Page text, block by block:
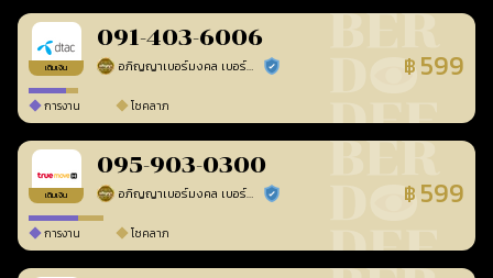
เติมเงิน
091-403-6006
อภิญญาเบอร์มงคล เบอร์สวยเลขศาสตร์ ร้านยืนยันแล้ว ฿ 599
การงาน โชคลาภ
เติมเงิน
095-903-0300
อภิญญาเบอร์มงคล เบอร์สวยเลขศาสตร์ ร้านยืนยันแล้ว ฿ 599
การงาน โชคลาภ